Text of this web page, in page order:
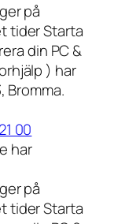
på
tider Starta
din PC &
) har
Bromma.
00
har
på
tider Starta